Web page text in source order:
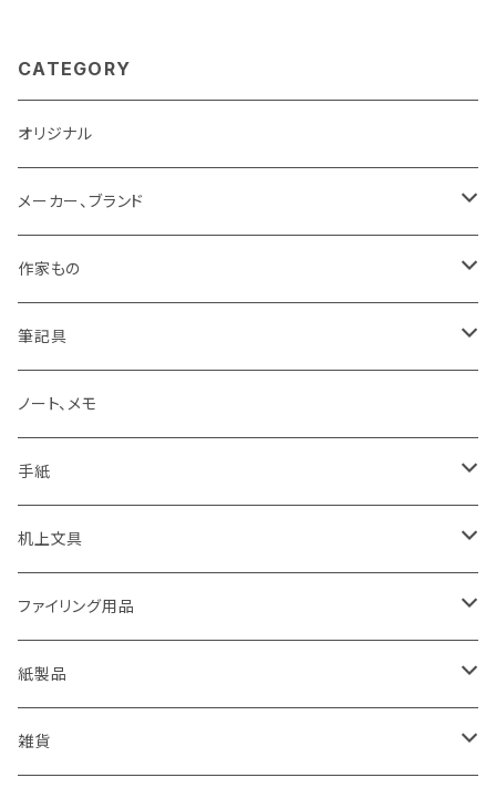
CATEGORY
オリジナル
メーカー、ブランド
LAMY
Pelikan
KAWEKO
LYRA
rotling
Laufern
EISEN
KOHINOOR
作家もの
オギハラナミ
Noritake
カキノジン
フジワラリツ
kanaexpress
久奈屋
はらぺこめがね
筆記具
鉛筆まわり
ボールペン
カラーペン
シャープペンシル、芯ホルダー
万年筆
色鉛筆、クレヨン
ノート、メモ
手紙
ポストカード
ミニカード
便箋、一筆箋
封筒、ポチ袋
机上文具
糊、テープ、テープカッター
ハンコ、スタンプ、スタンプ台
ハサミ、カッター、カッティングマット
ファイリング用品
クリップボード
ファイル、カルトン
紙製品
伝票、領収書、納品書
雑貨